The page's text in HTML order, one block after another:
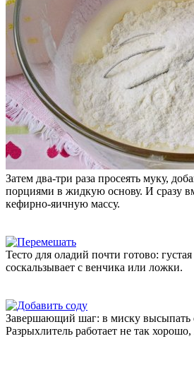
Затем два-три раза просеять муку,
порциями в жидкую основу. И сразу
кефирно-яичную массу.
Тесто для оладий почти готово: густая
соскальзывает с венчика или ложки.
Завершающий шаг: в миску высыпать
Разрыхлитель работает не так